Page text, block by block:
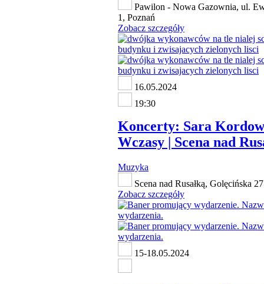
Pawilon - Nowa Gazownia, ul.
1, Poznań
Zobacz szczegóły
16.05.2024
19:30
Koncerty: Sara
Wczasy | Scena nad
Muzyka
Scena nad Rusałką, Golęcińska 27
Zobacz szczegóły
15-18.05.2024